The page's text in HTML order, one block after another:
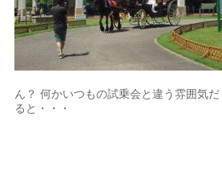
ん？ 何かいつもの試乗会と違う雰囲
ると・・・